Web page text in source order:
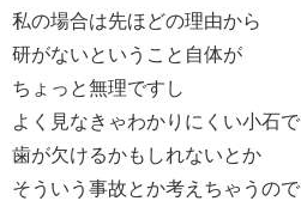
私の場合は先ほどの理由から
研がないということ自体が
ちょっと無理ですし
よく見なきゃわかりにくい小石で
歯が欠けるかもしれないとか
そういう事故とか考えちゃうので